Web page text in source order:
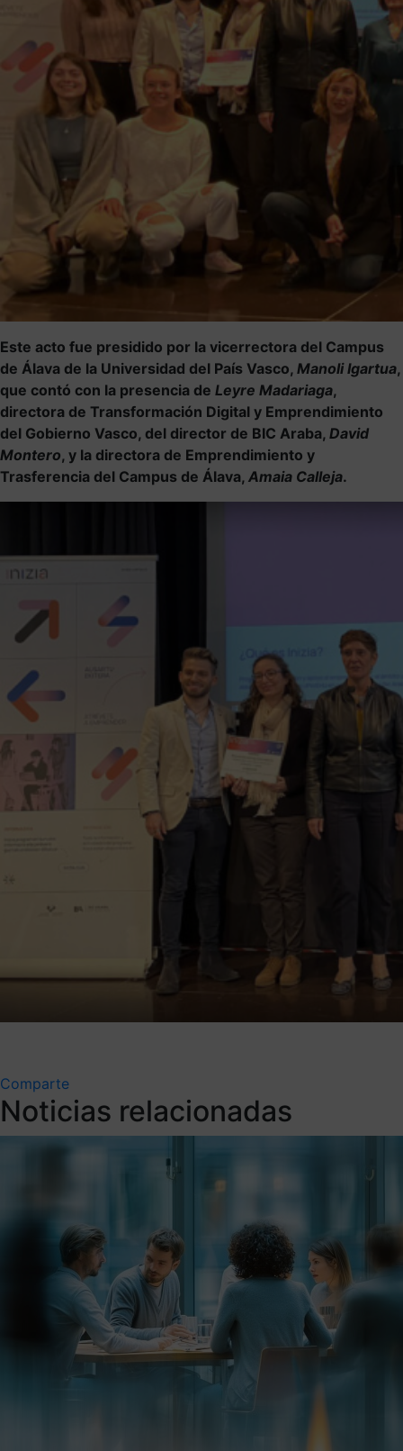
Este acto fue presidido por la vicerrectora del Campus
de Álava de la Universidad del País Vasco, Manoli Igartua,
que contó con la presencia de Leyre Madariaga,
directora de Transformación Digital y Emprendimiento
del Gobierno Vasco, del director de BIC Araba, David
Montero, y la directora de Emprendimiento y
Trasferencia del Campus de Álava, Amaia Calleja.
Comparte
Noticias relacionadas